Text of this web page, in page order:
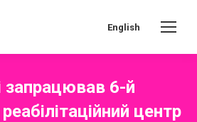
English
запрацював 6-й
центр